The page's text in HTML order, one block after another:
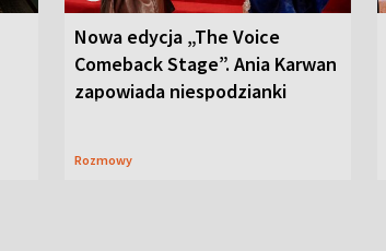
Nowa edycja „The Voice
Comeback Stage”. Ania Karwan
zapowiada niespodzianki
Rozmowy